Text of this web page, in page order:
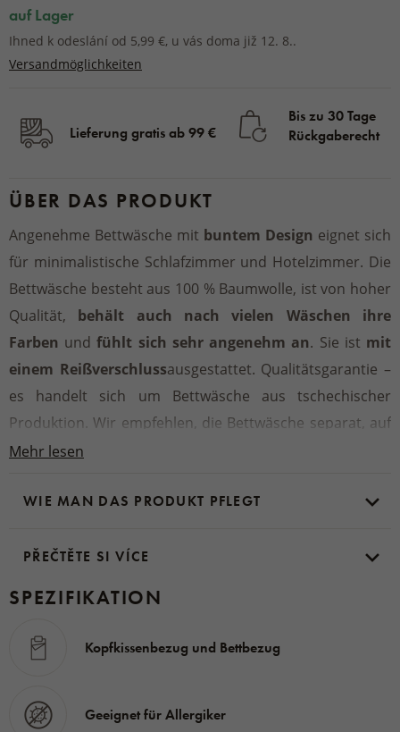
auf Lager
Ihned k odeslání od 5,99 €, u vás doma již 12. 8..
Versandmöglichkeiten
Lieferung gratis ab 99 €
Bis zu 30 Tage
Rückgaberecht
ÜBER DAS PRODUKT
Angenehme Bettwäsche mit buntem Design eignet sich
für minimalistische Schlafzimmer und Hotelzimmer. Die
Bettwäsche besteht aus 100 % Baumwolle, ist von hoher
Qualität, behält auch nach vielen Wäschen ihre
Farben und fühlt sich sehr angenehm an. Sie ist mit
einem Reißverschlussausgestattet. Qualitätsgarantie –
es handelt sich um Bettwäsche aus tschechischer
Produktion. Wir empfehlen, die Bettwäsche separat, auf
links gedreht und geschlossen zu waschen. Befolgen Sie
Abmessungen:
Jede 100 x 140 cm große Packung enthält einen
Kissenbezug mit den Maßen 40 x 60 cm und einen
Jede 140 x 200 große Packung enthält einen Kissenbezug
Mehr lesen
WIE MAN DAS PRODUKT PFLEGT
PŘEČTĚTE SI VÍCE
SPEZIFIKATION
Kopfkissenbezug und Bettbezug
Geeignet für Allergiker